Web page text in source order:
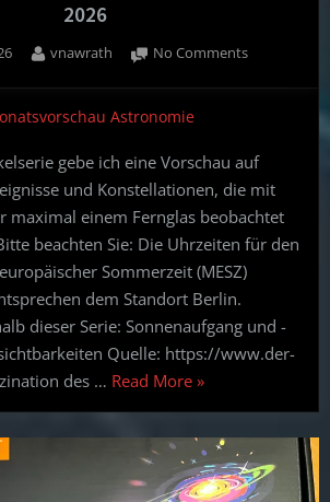
2026
By
vnawrath No Commentson
für
Juni
2026
Astronomie
gebe ich eine Vorschau auf
und Konstellationen, die mit
maximal einem Fernglas beobachtet
beachten Sie: Die Uhrzeiten für den
Sommerzeit (MESZ)
dem Standort Berlin.
dieser Serie: Sonnenaufgang und -
Quelle: https://www.der-
des … Read More“Astronomie
ohne
Teleskop:
Vorschau
für
»